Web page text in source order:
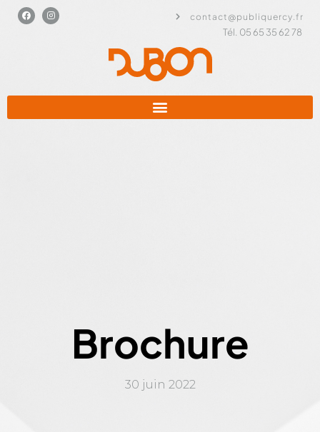
contact@publiquercy.fr
Tél. 05 65 35 62 78
Brochure
30 juin 2022